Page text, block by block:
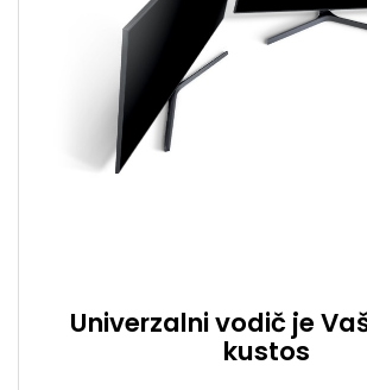
Univerzalni vodič je
kustos